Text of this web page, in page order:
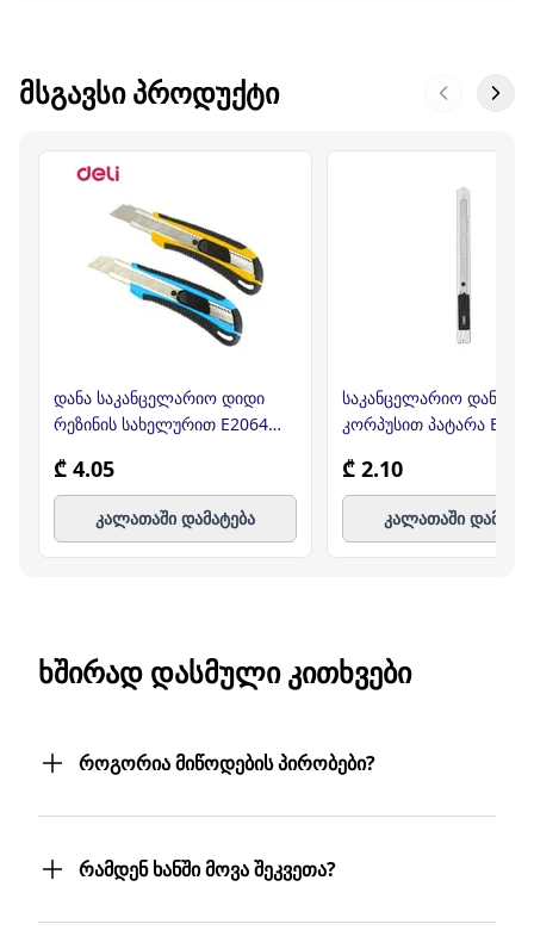
ᲛᲡᲒᲐᲕᲡᲘ ᲞᲠᲝᲓᲣᲥᲢᲘ
დანა საკანცელარიო დიდი
რეზინის სახელურით E2064
₾ 4.05
კალათაში დამატება
საკანცელარიო დანა
კორპუსით პატარა
₾ 2.10
კალათაში
ᲮᲨᲘᲠᲐᲓ ᲓᲐᲡᲛᲣᲚᲘ ᲙᲘᲗᲮᲕᲔᲑᲘ
როგორია მიწოდების პირობები?
მითითებულ მისამართზე მოგაწვდით.
თუ თქვენი ბიზნესი რამდენიმე
ფილიალს/ლოკაციას მოიცავს,
რამდენ ხანში მოვა შეკვეთა?